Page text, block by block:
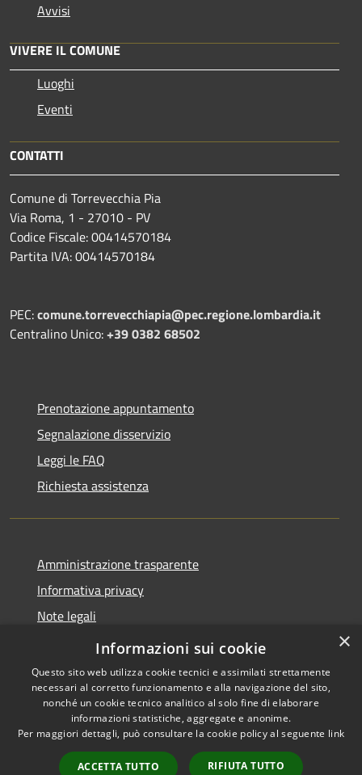
Avvisi
VIVERE IL COMUNE
Luoghi
Eventi
CONTATTI
Comune di Torrevecchia Pia
Via Roma, 1 - 27010 - PV
Codice Fiscale: 00414570184
Partita IVA: 00414570184
PEC:comune.torrevecchiapia@pec.regione.lombardia.it
Centralino Unico:+39 0382 68502
Prenotazione appuntamento
Segnalazione disservizio
Leggi le FAQ
Richiesta assistenza
Amministrazione trasparente
Informativa privacy
Note legali
Dichiarazione di accessibilità
Accessibilità
Copyright © 2026 • Comune di
Torrevecchia Pia • Powered by
Municipium•
Accesso
×
Informazioni sui cookie
Questo sito web utilizza cookie tecnici e assimilati strettamente
necessari al corretto funzionamento e alla navigazione del sito,
nonché un cookie tecnico analitico al solo fine di elaborare
informazioni statistiche, aggregate e anonime.
Per maggiori dettagli, può consultare la cookie policy al seguente link
ACCETTA TUTTO RIFIUTA TUTTO